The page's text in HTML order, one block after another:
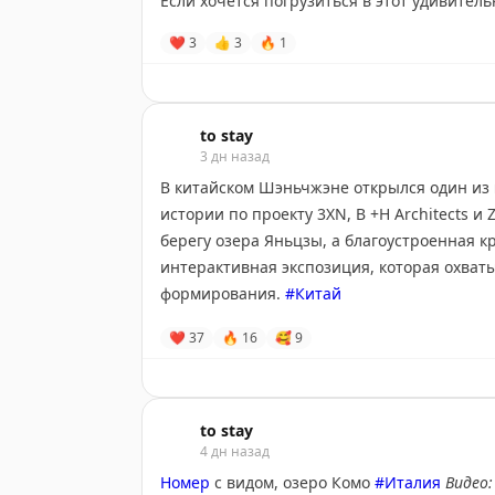
месячное путешествие в историю
искусство Запада и Востока. После
профессиональной переподготовке, а все
возвращаться к ним перед новыми
Присоединяйтесь, советуем не
При оплате по нашему промокодуTOSTAY
выгодно с дополнительной скидкой 10
иностранной картой. Курс стартует 2
❤ 3 👍 3 🔥 1
to stay
3 дн назад
В китайском Шэньчжэне открылся один
истории по проекту 3XN, B +H Architects
берегу озера Яньцзы, а благоустроенная
интерактивная экспозиция, которая
формирования. #Китай
❤ 37 🔥 16 🥰9
to stay
4 дн назад
Номер с видом, озеро Комо #Италия Видео: